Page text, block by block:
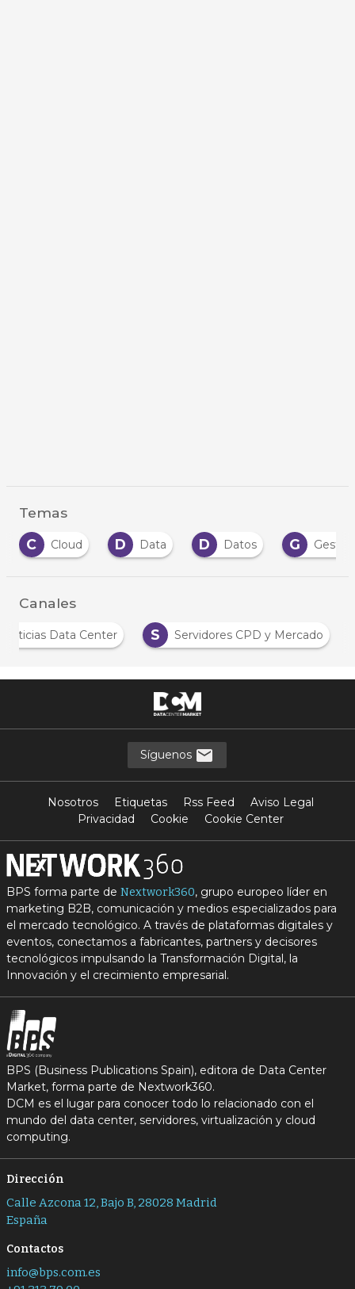
Temas
C
Cloud D Data D Datos G
Canales
Noticias Data Center S Servidores CPD y Mercado
Síguenos
Nosotros Etiquetas Rss Feed
Aviso Legal
Privacidad
Cookie Cookie Center
BPS forma parte de Nextwork360, grupo europeo líder en
marketing B2B, comunicación y medios especializados para
el mercado tecnológico. A través de plataformas digitales y
eventos, conectamos a fabricantes, partners y decisores
tecnológicos impulsando la Transformación Digital, la
Innovación y el crecimiento empresarial.
BPS (Business Publications Spain), editora de Data Center
Market, forma parte de Nextwork360.
DCM es el lugar para conocer todo lo relacionado con el
mundo del data center, servidores, virtualización y cloud
computing.
Dirección
Calle Azcona 12, Bajo B, 28028 Madrid
España
Contactos
info@bps.com.es